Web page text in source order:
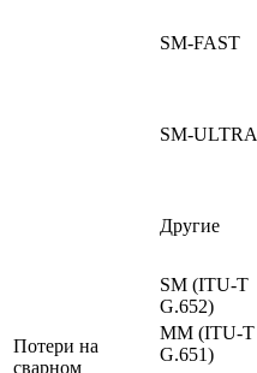
SM-FAST
SM-ULTRA
Другие
Потери на
сварном
SM (ITU-T
G.652)
MM (ITU-T
G.651)